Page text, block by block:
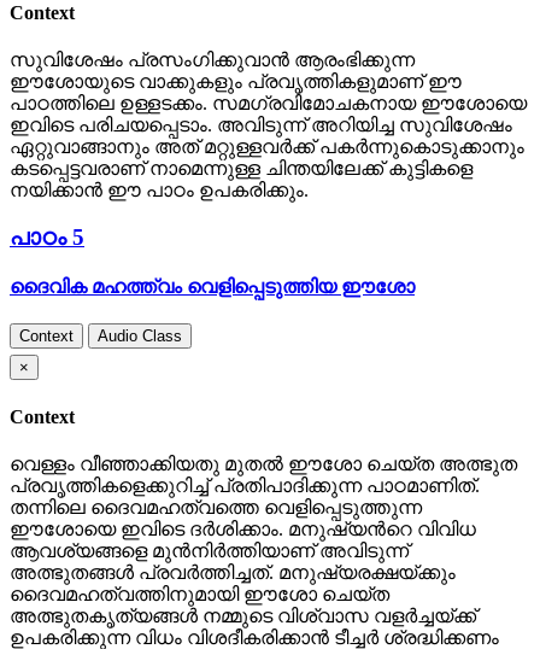
Context
സുവിശേഷം പ്രസംഗിക്കുവാന്‍ ആരംഭിക്കുന്ന
ഈശോയുടെ വാക്കുകളും പ്രവൃത്തികളുമാണ് ഈ
പാഠത്തിലെ ഉള്ളടക്കം. സമഗ്രവിമോചകനായ ഈശോയെ
ഇവിടെ പരിചയപ്പെടാം. അവിടുന്ന് അറിയിച്ച സുവിശേഷം
ഏറ്റുവാങ്ങാനും അത് മറ്റുള്ളവര്‍ക്ക് പകര്‍ന്നുകൊടുക്കാനും
കടപ്പെട്ടവരാണ് നാമെന്നുള്ള ചിന്തയിലേക്ക് കുട്ടികളെ
നയിക്കാന്‍ ഈ പാഠം ഉപകരിക്കും.
പാഠം 5
ദൈവിക മഹത്ത്വം വെളിപ്പെടുത്തിയ ഈശോ
Context
Audio Class
×
Context
വെള്ളം വീഞ്ഞാക്കിയതു മുതല്‍ ഈശോ ചെയ്ത അത്ഭുത
പ്രവൃത്തികളെക്കുറിച്ച് പ്രതിപാദിക്കുന്ന പാഠമാണിത്.
തന്നിലെ ദൈവമഹത്വത്തെ വെളിപ്പെടുത്തുന്ന
ഈശോയെ ഇവിടെ ദര്‍ശിക്കാം. മനുഷ്യന്‍റെ വിവിധ
ആവശ്യങ്ങളെ മുന്‍നിര്‍ത്തിയാണ് അവിടുന്ന്
അത്ഭുതങ്ങള്‍ പ്രവര്‍ത്തിച്ചത്. മനുഷ്യരക്ഷയ്ക്കും
ദൈവമഹത്വത്തിനുമായി ഈശോ ചെയ്ത
അത്ഭുതകൃത്യങ്ങള്‍ നമ്മുടെ വിശ്വാസ വളര്‍ച്ചയ്ക്ക്
ഉപകരിക്കുന്ന വിധം വിശദീകരിക്കാന്‍ ടീച്ചര്‍ ശ്രദ്ധിക്കണം